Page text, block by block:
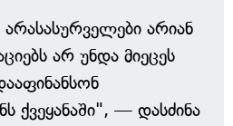
არიან
არ უნდა მიეცეს
ქვეყანაში", — დასძინა